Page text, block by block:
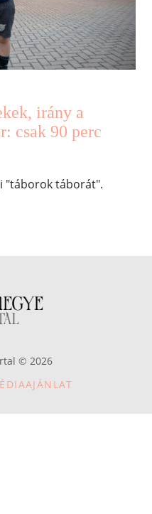
irány a
csak 90 perc
"táborok táborát".
© 2026